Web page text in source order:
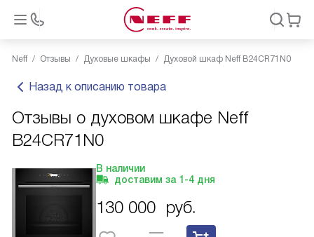
Neff Отзывы Духовые шкафы Духовой шкаф Neff B24CR71N0
Назад к описанию товара
Отзывы о духовом шкафе Neff
B24CR71N0
В наличии
доставим за 1-4 дня
130 000 руб.